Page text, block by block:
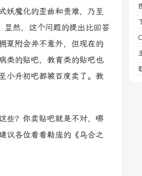
妖魔化的歪曲和责难，乃至
显然，这个问题的提出比回答
趸附会并不意外，但现在的
类的贴吧，教育类的贴吧也
小升初吧都被百度卖了。教
些？你卖贴吧就是不对，哪
议各位看看勒庞的《乌合之